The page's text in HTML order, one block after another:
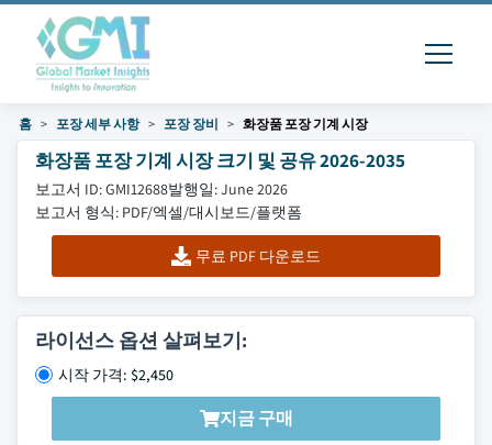
홈 포장 세부 사항 포장 장비 화장품 포장 기계 시장
화장품 포장 기계 시장 크기 및 공유 2026-2035
보고서 ID: GMI12688발행일: June 2026
보고서 형식: PDF/엑셀/대시보드/플랫폼
무료 PDF 다운로드
라이선스 옵션 살펴보기:
시작 가격: $2,450
지금 구매